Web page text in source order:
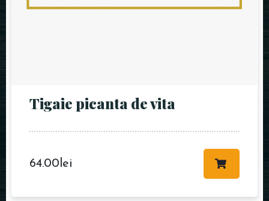
Tigaie picanta de vita
64.00 lei